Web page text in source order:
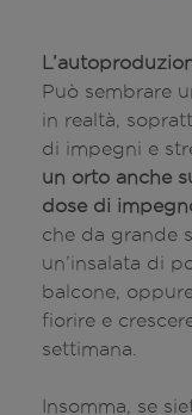
Può sembrare
in realtà,
di impegni e
un orto anche
dose di
che da grande
un’insalata di
balcone,
fiorire e
settimana.
Insomma, se